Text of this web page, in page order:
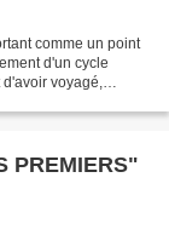
comme un point
d'un cycle
voyagé,
PREMIERS"